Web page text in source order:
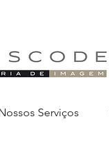
Serviços